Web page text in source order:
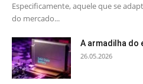
Especificamente, aquele que se
do mercado...
A armadilha do
26.05.2026